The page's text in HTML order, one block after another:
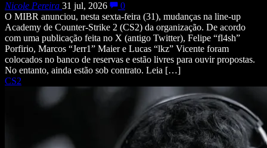
Nicole Pereira 31 jul, 2026
0
O MIBR anunciou, nesta sexta-feira (31), mudanças na line-up
Academy de Counter-Strike 2 (CS2) da organização. De acordo
com uma publicação feita no X (antigo Twitter), Felipe “fl4sh”
Porfirio, Marcos “Jerr1” Maier e Lucas “lkz” Vicente foram
colocados no banco de reservas e estão livres para ouvir propostas.
No entanto, ainda estão sob contrato. Leia […]
CS2